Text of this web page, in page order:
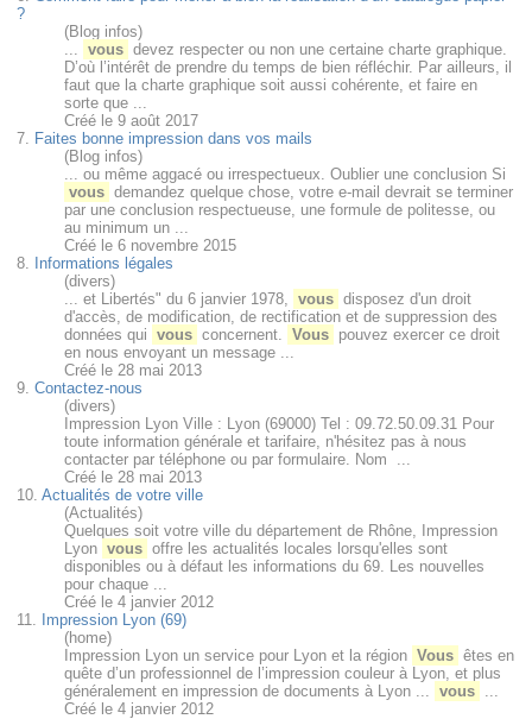
?
(Blog infos)
vous devez respecter ou non une certaine charte graphique.
D’où l’intérêt de prendre du temps de bien réfléchir. Par ailleurs, il
faut que la charte graphique soit aussi cohérente, et faire en
sorte que ...
Créé le 9 août 2017
7. Faites bonne impression dans vos mails
(Blog infos)
... ou même aggacé ou irrespectueux. Oublier une conclusion Si
vous demandez quelque chose, votre e-mail devrait se terminer
par une conclusion respectueuse, une formule de politesse, ou
au minimum un ...
Créé le 6 novembre 2015
8. Informations légales
(divers)
... et Libertés" du 6 janvier 1978,
vous disposez d'un droit
d'accès, de modification, de rectification et de suppression des
données qui
vous concernent. Vous pouvez exercer ce droit
en nous envoyant un message ...
Créé le 28 mai 2013
9.Contactez-nous
(divers)
Impression Lyon Ville : Lyon (69000) Tel : 09.72.50.09.31 Pour
toute information générale et tarifaire, n'hésitez pas à nous
contacter par téléphone ou par formulaire. Nom ...
Créé le 28 mai 2013
10.Actualités de votre ville
(Actualités)
Quelques soit votre ville du département de Rhône, Impression
Lyon vous offre les actualités locales lorsqu'elles sont
disponibles ou à défaut les informations du 69. Les nouvelles
pour chaque ...
Créé le 4 janvier 2012
11. Impression Lyon (69)
(home)
Impression Lyon un service pour Lyon et la région Vous êtes en
quête d’un professionnel de l’impression couleur à Lyon, et plus
généralement en impression de documents à Lyon ...
vous
Créé le 4 janvier 2012